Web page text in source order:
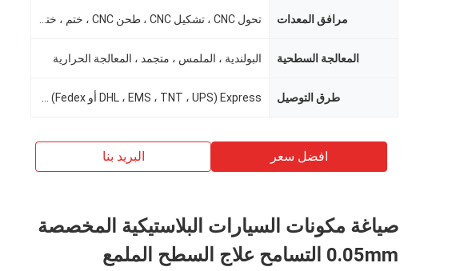
مرافق المعدات
المعالجة السطحية البولندية ، الملمس ، متجمد ، المعالجة الحرارية
طرق التوصيل
افضل سعر البريد بنا
صياغة مكونات السيارات البلاستيكية المخصصة
0.05mm التسامح علاج السطح الملمع